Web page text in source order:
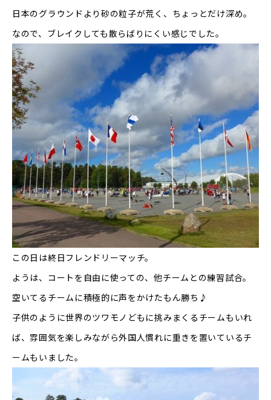
日本のグラウンドより砂の粒子が荒く、ちょっとだけ深め。
なので、ブレイクしても散らばりにくい感じでした。
この日は終日フレンドリーマッチ。
ようは、コートを自由に使っての、他チームとの練習試合。
空いてるチームに積極的に声をかけたもん勝ち♪
子供のように世界のツワモノどもに挑みまくるチームもいれ
ば、雰囲気を楽しみながら外国人慣れに重きを置いているチ
ームもいました。